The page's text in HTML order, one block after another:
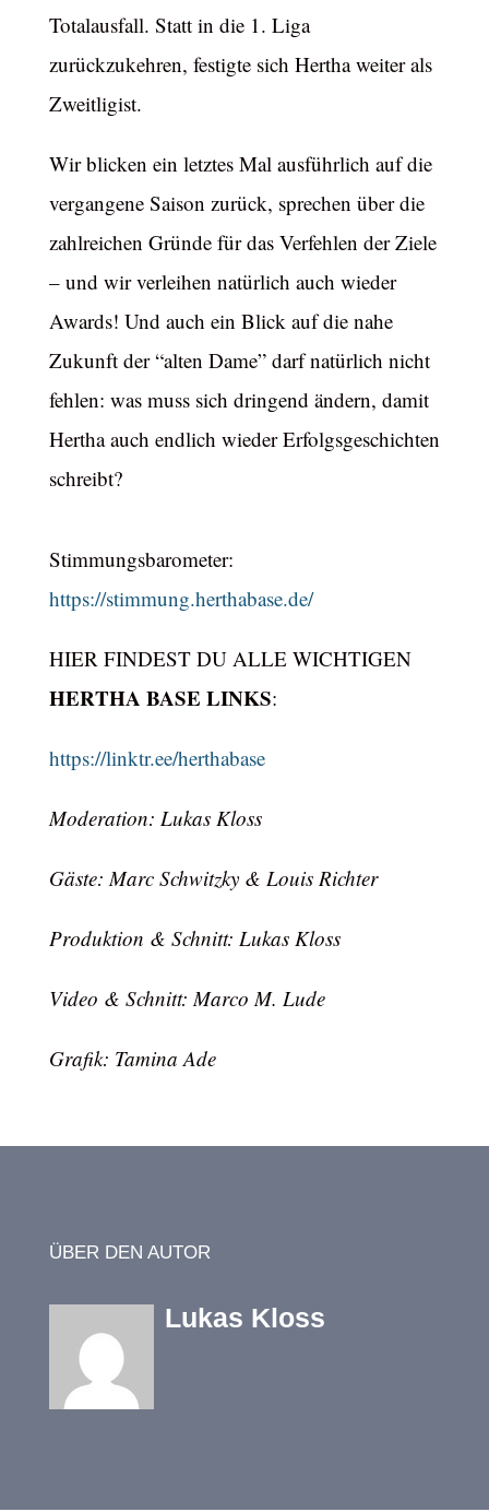
Totalausfall. Statt in die 1. Liga
zurückzukehren, festigte sich Hertha weiter als
Zweitligist.
Wir blicken ein letztes Mal ausführlich auf die
vergangene Saison zurück, sprechen über die
zahlreichen Gründe für das Verfehlen der Ziele
– und wir verleihen natürlich auch wieder
Awards! Und auch ein Blick auf die nahe
Zukunft der “alten Dame” darf natürlich nicht
fehlen: was muss sich dringend ändern, damit
Hertha auch endlich wieder Erfolgsgeschichten
schreibt?
Stimmungsbarometer:
https://stimmung.herthabase.de/
HIER FINDEST DU ALLE WICHTIGEN
HERTHA BASE LINKS:
https://linktr.ee/herthabase
Moderation: Lukas Kloss
Gäste: Marc Schwitzky & Louis Richter
Produktion & Schnitt: Lukas Kloss
Video & Schnitt: Marco M. Lude
Grafik: Tamina Ade
ÜBER DEN AUTOR
Lukas Kloss